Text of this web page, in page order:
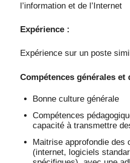
l’information et de l’Internet
Expérience :
Expérience sur un poste
Compétences générales et
Bonne culture générale
Compétences
capacité à transmettre
Maitrise approfondie des
(internet, logiciels